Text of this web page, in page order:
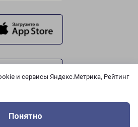
и сервисы Яндекс.Метрика, Рейтинг
Понятно